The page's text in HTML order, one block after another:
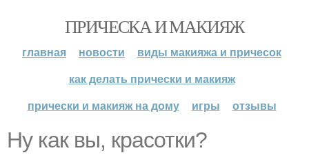
ПРИЧЕСКА И МАКИЯЖ
главная новости
виды макияжа и причесок
как делать прически и макияж
прически и макияж на дому
игры отзывы
Ну как вы, красотки?